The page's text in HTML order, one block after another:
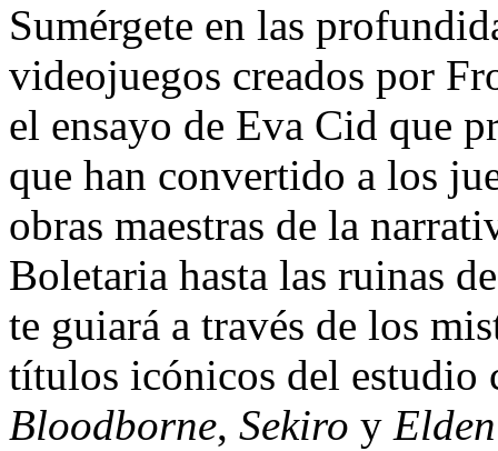
Sumérgete en las
videojuegos creados por
el ensayo de Eva Cid que
que han convertido a los
obras maestras de la
Boletaria hasta las ruinas
te guiará a través de los
títulos icónicos del estudio
Bloodborne, Sekiro y